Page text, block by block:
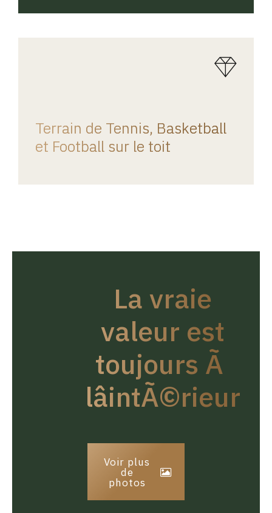
Terrain de Tennis, Basketball
et Football sur le toit
La vraie
valeur est
toujours Ã
lâintÃ©rieur
Voir plus
de
photos